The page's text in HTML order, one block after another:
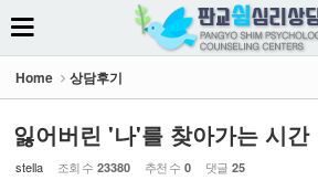
Home 상담후기
잃어버린 '나'를 찾아가는 시간
stella 조회 수 23380 추천 수 0 댓글 25
Sketchbook5, 스케